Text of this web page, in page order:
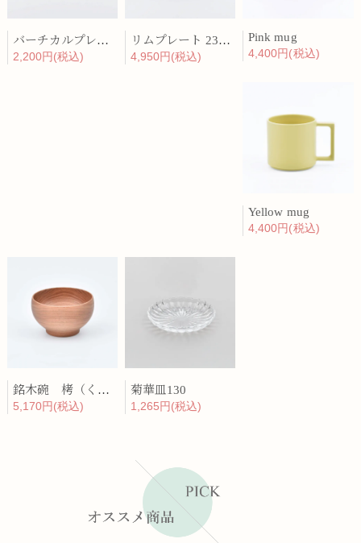
バーチカルプレート 15cm 化粧土
2,200円(税込)
リムプレート 23cm 呉須散
4,950円(税込)
Pink mug
4,400円(税込)
Yellow mug
4,400円(税込)
銘木碗 栲（くるみ）
5,170円(税込)
菊華皿130
1,265円(税込)